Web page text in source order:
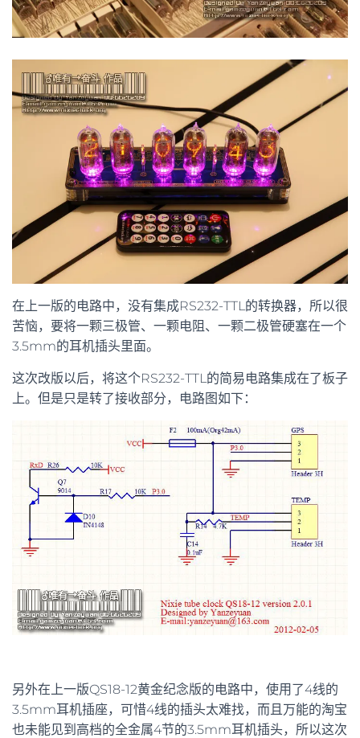
在上一版的电路中，没有集成RS232-TTL的转换器，所以很
苦恼，要将一颗三极管、一颗电阻、一颗二极管硬塞在一个
3.5mm的耳机插头里面。
这次改版以后，将这个RS232-TTL的简易电路集成在了板子
上。但是只是转了接收部分，电路图如下：
另外在上一版QS18-12黄金纪念版的电路中，使用了4线的
3.5mm耳机插座，可惜4线的插头太难找，而且万能的淘宝
也未能见到高档的全金属4节的3.5mm耳机插头，所以这次